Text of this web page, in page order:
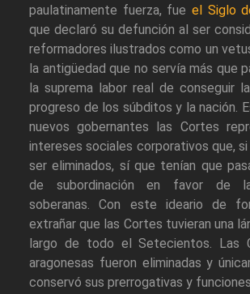
paulatinamente fuerza, fue el Siglo
que declaró su defunción al ser
reformadores ilustrados como un
la antigüedad que no servía más que
la suprema labor real de conseguir
progreso de los súbditos y la nación.
nuevos gobernantes las Cortes
intereses sociales corporativos que, si
ser eliminados, sí que tenían que
de subordinación en favor de
soberanas. Con este ideario de
extrañar que las Cortes tuvieran una
largo de todo el Setecientos. Las
aragonesas fueron eliminadas y
conservó sus prerrogativas y